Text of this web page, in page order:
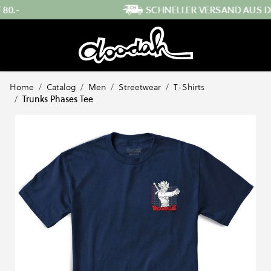
Direkt zum InhaltSCHNELLER VERSAND AUS DER SCHWEIZ
Home / Catalog / Men / Streetwear / T-Shirts
/ Trunks Phases Tee